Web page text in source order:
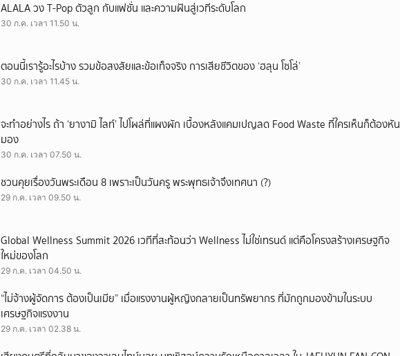
ALALA วง T-Pop ตัวลูก กับแฟชั่น และความฝันสู่เวทีระดับโลก
30 ก.ค. เวลา 11.50 น.
ตอนนี้เรารู้อะไรบ้าง รวมข้อสงสัยและข้อเท็จจริง การเสียชีวิตของ ‘ฮลุน โซโล่’
30 ก.ค. เวลา 11.45 น.
จะทำอย่างไร ถ้า ‘ยางามิ ไลท์’ ไปโผล่ที่แผงผัก เบื้องหลังแคมเปญลด Food Waste ที่ใครเห็นก็ต้องหัน
มอง
30 ก.ค. เวลา 07.50 น.
ชวนคุยเรื่องวันพระเดือน 8 เพราะเป็นวันครู พระพุทธเจ้าจึงเทศนา (?)
29 ก.ค. เวลา 09.50 น.
Global Wellness Summit 2026 เวทีที่สะท้อนว่า Wellness ไม่ใช่เทรนด์ แต่คือโครงสร้างเศรษฐกิจ
ใหม่ของโลก
29 ก.ค. เวลา 04.50 น.
“ไม่จ้างผู้จัดการ ต้องเป็นเมีย” เมื่อแรงงานผู้หญิงกลายเป็นทรัพยากร ที่มักถูกมองข้ามในระบบ
เศรษฐกิจแรงงาน
29 ก.ค. เวลา 02.38 น.